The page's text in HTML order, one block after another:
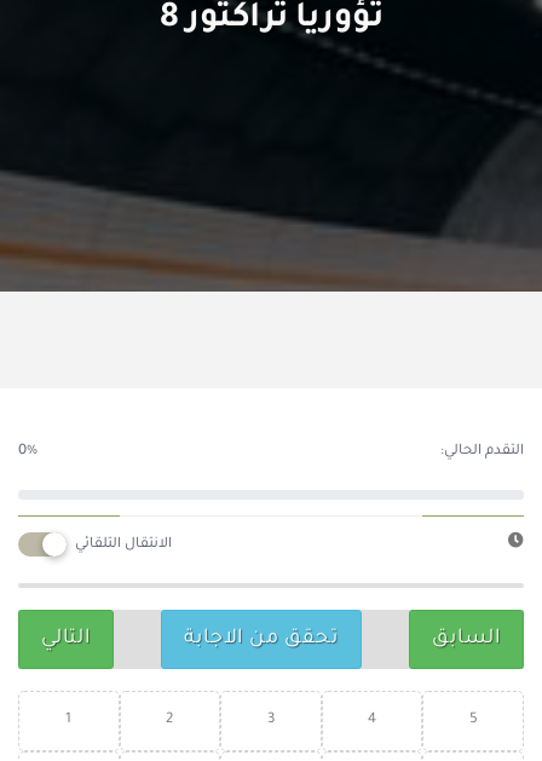
تؤوريا تراكتور 8
التقدم الحالي: 0%
الانتقال التلقائي
السابق تحقق من الاجابة التالي
1 2 3 4 5